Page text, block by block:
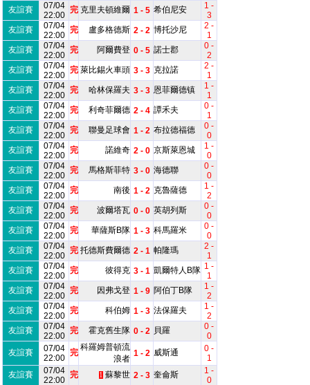
友誼賽
07/04
22:00
完 克里夫頓維爾 1 - 5 希伯尼安
1 -
3
友誼賽
07/04
22:00
完 盧多格德斯 2 - 2 博托沙尼
2 -
1
友誼賽
07/04
22:00
完 阿爾費登 0 - 5 諾士郡
0 -
2
友誼賽
07/04
22:00
完 萊比錫火車頭 3 - 3 克拉諾
2 -
1
友誼賽
07/04
22:00
完 哈林保羅夫 3 - 3 恩菲爾德镇
1 -
1
友誼賽
07/04
22:00
完 利奇菲爾德 2 - 4 譚禾夫
0 -
1
友誼賽
07/04
22:00
完 聯曼足球會 1 - 2 布拉德福德
0 -
0
友誼賽
07/04
22:00
完 諾維奇 2 - 0 京斯萊恩城
1 -
0
友誼賽
07/04
22:00
完 馬格斯菲特 3 - 0 海德聯
0 -
0
友誼賽
07/04
22:00
完 南後 1 - 2 克魯薩德
1 -
2
友誼賽
07/04
22:00
完 波爾塔瓦 0 - 0 英胡列斯
0 -
0
友誼賽
07/04
22:00
完 華薩斯B隊 1 - 3 科馬羅米
0 -
0
友誼賽
07/04
22:00
完 托德斯費爾德 2 - 1 帕隆瑪
2 -
1
友誼賽
07/04
22:00
完 彼得克 3 - 1 凱爾特人B隊 1 -
1
友誼賽
07/04
22:00
完 因弗戈登 1 - 9 阿伯丁B隊
1 -
2
友誼賽
07/04
22:00
完 科伯姆 1 - 3 法保羅夫
1 -
2
友誼賽
07/04
22:00
完 霍克舊生隊 0 - 2 貝羅
0 -
0
友誼賽
07/04
22:00
完
科羅姆普頓流
浪者
1 - 2 威斯通
0 -
1
友誼賽
07/04
22:00
完 1 蘇黎世 2 - 3 奎侖斯
1 -
0